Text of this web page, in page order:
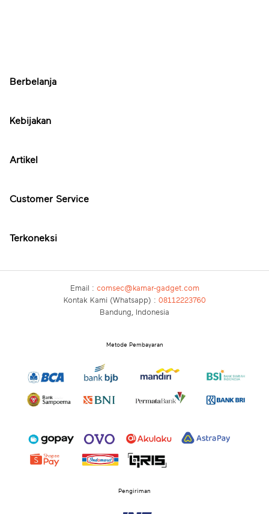
Berbelanja
Kebijakan
Artikel
Customer Service
Terkoneksi
Email : comsec@kamar-gadget.com
Kontak Kami (Whatsapp) : 08112223760
Bandung, Indonesia
Metode Pembayaran
Pengiriman